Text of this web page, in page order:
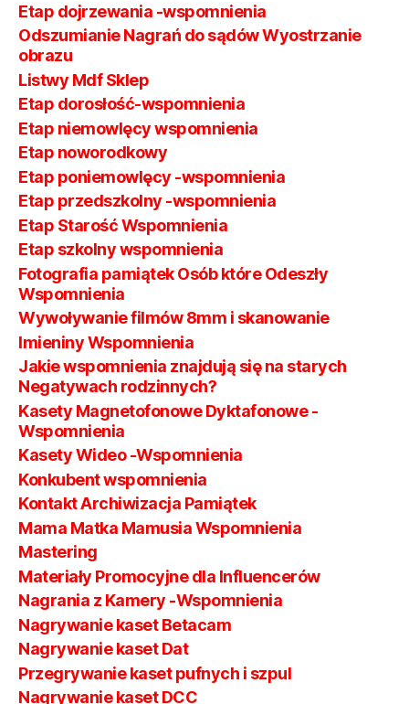
Etap dojrzewania -wspomnienia
Odszumianie Nagrań do sądów Wyostrzanie
obrazu
Listwy Mdf Sklep
Etap dorosłość-wspomnienia
Etap niemowlęcy wspomnienia
Etap noworodkowy
Etap poniemowlęcy -wspomnienia
Etap przedszkolny -wspomnienia
Etap Starość Wspomnienia
Etap szkolny wspomnienia
Fotografia pamiątek Osób które Odeszły
Wspomnienia
Wywoływanie filmów 8mm i skanowanie
Imieniny Wspomnienia
Jakie wspomnienia znajdują się na starych
Negatywach rodzinnych?
Kasety Magnetofonowe Dyktafonowe -
Wspomnienia
Kasety Wideo -Wspomnienia
Konkubent wspomnienia
Kontakt Archiwizacja Pamiątek
Mama Matka Mamusia Wspomnienia
Mastering
Materiały Promocyjne dla Influencerów
Nagrania z Kamery -Wspomnienia
Nagrywanie kaset Betacam
Nagrywanie kaset Dat
Przegrywanie kaset pufnych i szpul
Nagrywanie kaset DCC